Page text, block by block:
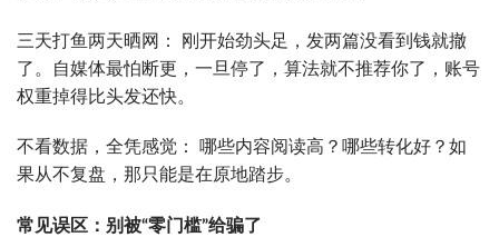
三天打鱼两天晒网： 刚开始劲头足，发两篇没看到钱就撤
了。自媒体最怕断更，一旦停了，算法就不推荐你了，账号
权重掉得比头发还快。
不看数据，全凭感觉： 哪些内容阅读高？哪些转化好？如
果从不复盘，那只能是在原地踏步。
常见误区：别被“零门槛”给骗了